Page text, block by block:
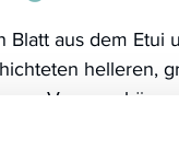
Blatt aus dem Etui
helleren,
Vorgang
wiederholen.